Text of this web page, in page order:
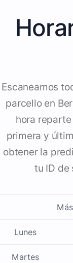
Escaneamos
parcello en
hora
primera y
obtener la
tu ID de
Lunes
Martes